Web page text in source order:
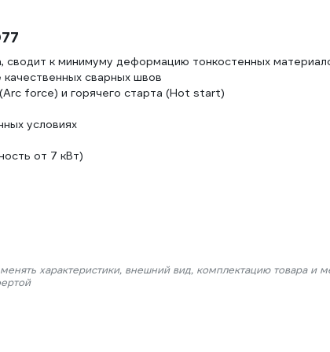
к минимуму деформацию тонкостенных
сварных швов
force) и горячего старта (Hot start)
условиях
от 7 кВт)
характеристики, внешний вид, комплектацию товара и